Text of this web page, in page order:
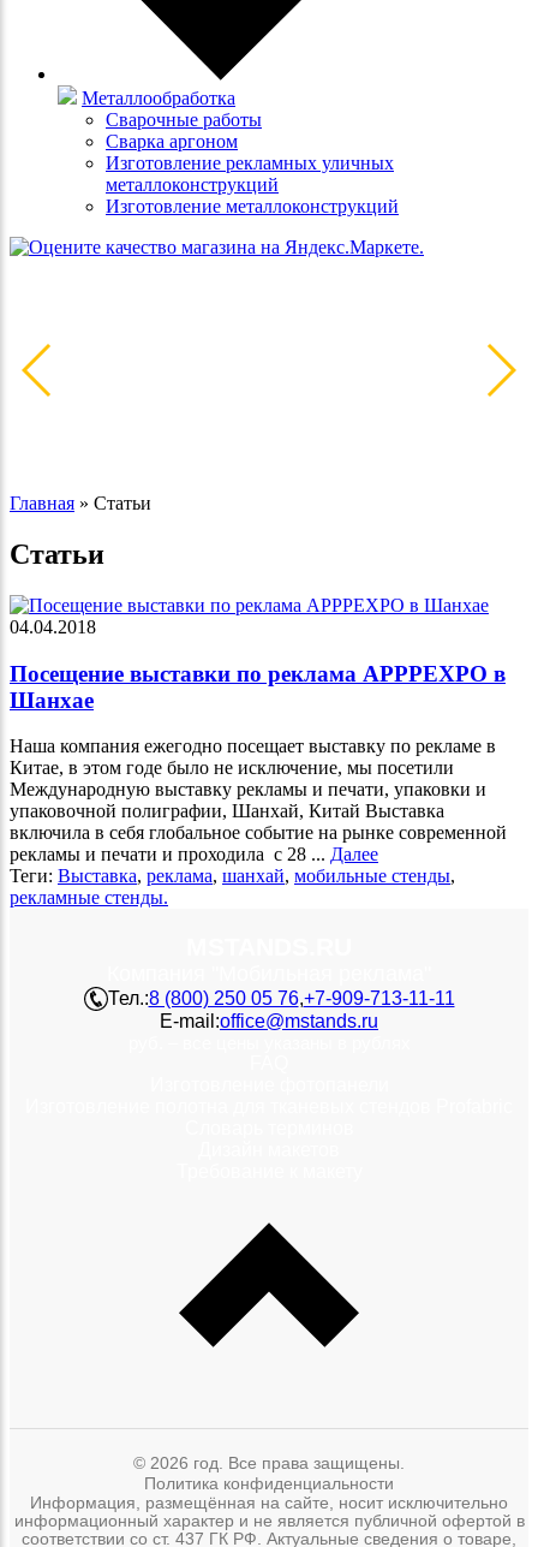
Металлообработка
Сварочные работы
Сварка аргоном
Изготовление рекламных уличных
металлоконструкций
Изготовление металлоконструкций
Главная » Статьи
Статьи
04.04.2018
Посещение выставки по реклама APPPEXPO в
Шанхае
Наша компания ежегодно посещает выставку по рекламе в
Китае, в этом годе было не исключение, мы посетили
Международную выставку рекламы и печати, упаковки и
упаковочной полиграфии, Шанхай, Китай Выставка
включила в себя глобальное событие на рынке современной
рекламы и печати и проходила с 28 ... Далее
Теги: Выставка, реклама, шанхай, мобильные стенды,
рекламные стенды.
Тел.:8 (800) 250 05 76,+7-909-713-11-11
E-mail:office@mstands.ru
© 2026 год. Все права защищены.
Политика конфиденциальности
Информация, размещённая на сайте, носит исключительно
информационный характер и не является публичной офертой в
соответствии со ст. 437 ГК РФ. Актуальные сведения о товаре,